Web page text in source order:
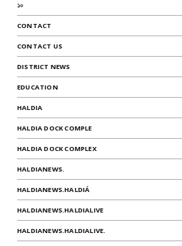
১০
CONTACT
CONTACT US
DISTRICT NEWS
EDUCATION
HALDIA
HALDIA DOCK COMPLE
HALDIA DOCK COMPLEX
HALDIANEWS.
HALDIANEWS.HALDIÁ
HALDIANEWS.HALDIALIVE
HALDIANEWS.HALDIALIVE.